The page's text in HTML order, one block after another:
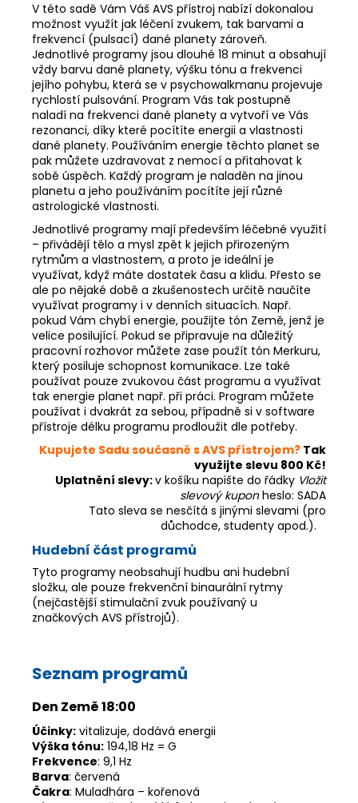
V této sadě Vám Váš AVS přístroj nabízí dokonalou
možnost využít jak léčení zvukem, tak barvami a
frekvencí (pulsací) dané planety zároveň.
Jednotlivé programy jsou dlouhé 18 minut a obsahují
vždy barvu dané planety, výšku tónu a frekvenci
jejího pohybu, která se v psychowalkmanu projevuje
rychlostí pulsování. Program Vás tak postupně
naladí na frekvenci dané planety a vytvoří ve Vás
rezonanci, díky které pocítíte energii a vlastnosti
dané planety. Používáním energie těchto planet se
pak můžete uzdravovat z nemocí a přitahovat k
sobě úspěch. Každý program je naladěn na jinou
planetu a jeho používáním pocítíte její různé
astrologické vlastnosti.
Jednotlivé programy mají především léčebné využití
– přivádějí tělo a mysl zpět k jejich přirozeným
rytmům a vlastnostem, a proto je ideální je
využívat, když máte dostatek času a klidu. Přesto se
ale po nějaké době a zkušenostech určitě naučíte
využívat programy i v denních situacích. Např.
pokud Vám chybí energie, použijte tón Země, jenž je
velice posilující. Pokud se připravuje na důležitý
pracovní rozhovor můžete zase použít tón Merkuru,
který posiluje schopnost komunikace. Lze také
používat pouze zvukovou část programu a využívat
tak energie planet např. při práci. Program můžete
používat i dvakrát za sebou, případně si v software
přístroje délku programu prodloužit dle potřeby.
Kupujete Sadu současně s AVS přístrojem? Tak
využijte slevu 800 Kč!
Uplatnění slevy:v košíku napište do řádky Vložit
slevový kuponheslo: SADA
Tato sleva se nesčítá s jinými slevami (pro
důchodce, studenty apod.).
Hudební část programů
Tyto programy neobsahují hudbu ani hudební
složku, ale pouze frekvenční binaurální rytmy
(nejčastější stimulační zvuk používaný u
značkových AVS přístrojů).
Seznam programů
Den Země 18:00
Účinky: vitalizuje, dodává energii
Výška tónu: 194,18 Hz = G
Frekvence: 9,1 Hz
Barva: červená
Čakra: Muladhára – kořenová